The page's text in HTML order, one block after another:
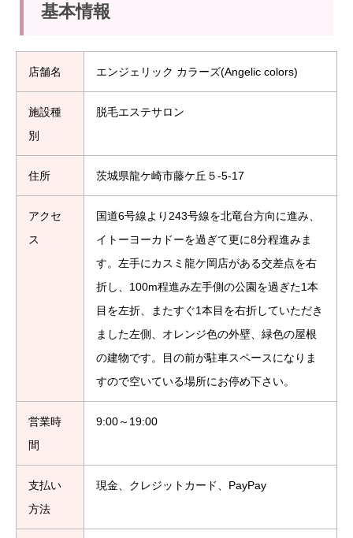
基本情報
店舗名 エンジェリック カラーズ(Angelic colors)
施設種
別
脱毛エステサロン
住所 茨城県龍ケ崎市藤ケ丘５-5-17
アクセ
ス
国道6号線より243号線を北竜台方向に進み、
イトーヨーカドーを過ぎて更に8分程進みま
す。左手にカスミ龍ケ岡店がある交差点を右
折し、100m程進み左手側の公園を過ぎた1本
目を左折、またすぐ1本目を右折していただき
ました左側、オレンジ色の外壁、緑色の屋根
の建物です。目の前が駐車スペースになりま
すので空いている場所にお停め下さい。
営業時
間
9:00～19:00
支払い
方法
現金、クレジットカード、PayPay